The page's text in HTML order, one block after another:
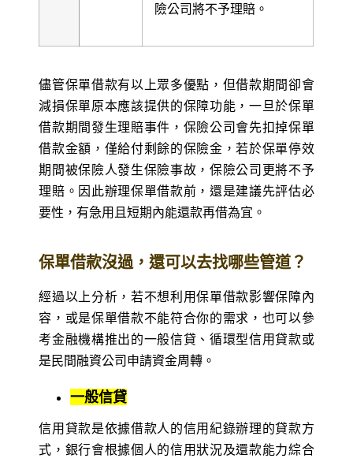
險公司將不予理賠。
儘管保單借款有以上眾多優點，但借款期間卻會
減損保單原本應該提供的保障功能，一旦於保單
借款期間發生理賠事件，保險公司會先扣掉保單
借款金額，僅給付剩餘的保險金，若於保單停效
期間被保險人發生保險事故，保險公司更將不予
理賠。因此辦理保單借款前，還是建議先評估必
要性，有急用且短期內能還款再借為宜。
保單借款沒過，還可以去找哪些管道？
經過以上分析，若不想利用保單借款影響保障內
容，或是保單借款不能符合你的需求，也可以參
考金融機構推出的一般信貸、循環型信用貸款或
是民間融資公司申請資金周轉。
一般信貸
信用貸款是依據借款人的信用紀錄辦理的貸款方
式，銀行會根據個人的信用狀況及還款能力綜合